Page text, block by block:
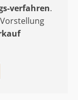
verfahren.